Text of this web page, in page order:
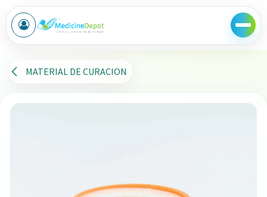
Ir al contenido
MATERIAL DE CURACION